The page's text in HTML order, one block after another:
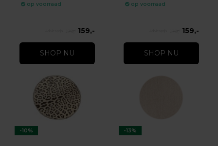
op voorraad
159,-
SHOP NU
op voorraad
159,-
SHOP NU
-10% -13%